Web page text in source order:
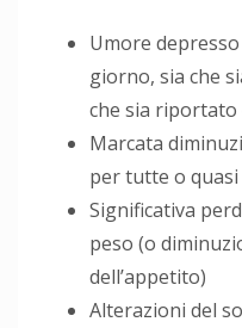
Umore
giorno, sia che
che sia
Marcata
per tutte o
Significativa
peso (o
dell’appetito)
Alterazioni del